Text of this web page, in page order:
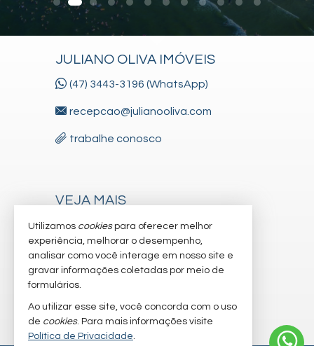
JULIANO OLIVA IMÓVEIS
(47) 3443-3196 (WhatsApp)
recepcao@julianooliva.com
trabalhe conosco
VEJA MAIS
receba nosso newsletter
cadastre seu imóvel
imóveis favoritos
mapa de imóveis
Utilizamos cookiespara oferecer melhor
experiência, melhorar o desempenho,
analisar como você interage em nosso site e
gravar informações coletadas por meio de
formulários.
Ao utilizar esse site, você concorda com o uso
de cookies. Para mais informações visite
Política de Privacidade.